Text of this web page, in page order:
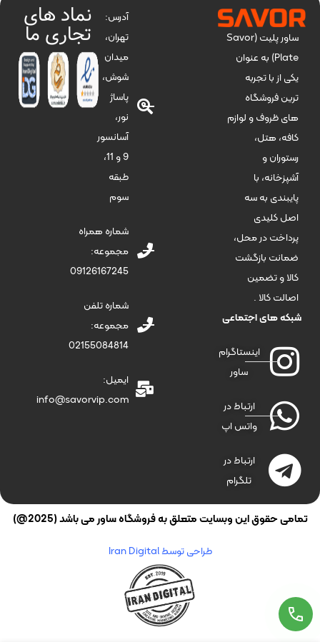
ساور پلیت (Savor
Plate) به عنوان
یکی از با تجربه
ترین فروشگاه
های ظروف و لوازم
کافه، هتل،
رستوران و
آشپزخانه، با
پایبندی به سه
اصل کلیدی
پرداخت در محل،
ضمانت بازگشت
کالا و تضمین
اصالت کالا .
شبکه های اجتماعی
اینستاگرام
ساور
ارتباط در
واتس اپ
ارتباط در
تلگرام
آدرس:
تهران،
میدان
شوش،
پاساژ
نور،
آسانسور
9 و 11،
طبقه
سوم
شماره همراه
مجموعه:
09126167245
شماره تلفن
مجموعه:
02155084814
ایمیل:
info@savorvip.com
نماد های
تجاری ما
تمامی حقوق این وبسایت متعلق به فروشگاه ساور می باشد (2025@)
طراحی توسط Iran Digital